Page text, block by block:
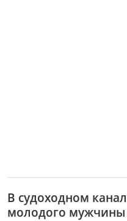
В судоходном
молодого мужчины